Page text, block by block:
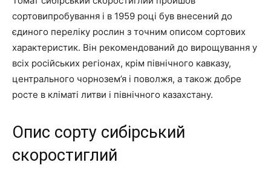
сортовипробування і в 1959 році був внесений до
єдиного переліку рослин з точним описом сортових
характеристик. Він рекомендований до вирощування у
всіх російських регіонах, крім північного кавказу,
центрального чорнозем’я і поволжя, а також добре
росте в кліматі литви і північного казахстану.
Опис сорту сибірський
скоростиглий